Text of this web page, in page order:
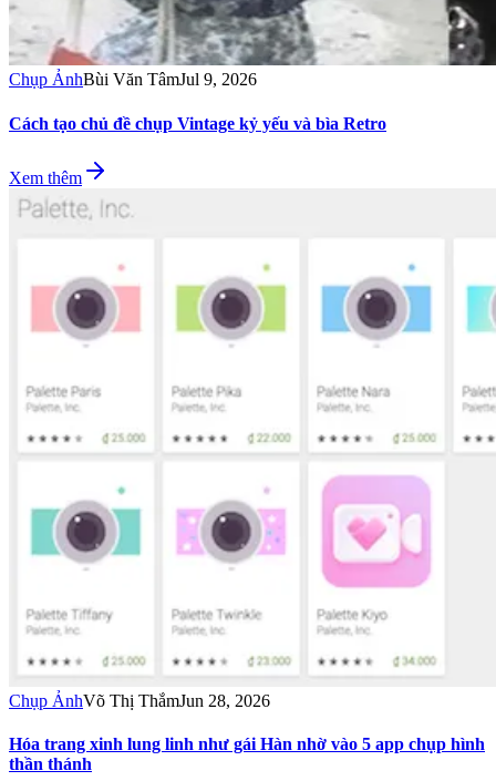
Chụp ẢnhBùi Văn TâmJul 9, 2026
Cách tạo chủ đề chụp Vintage kỷ yếu và bìa Retro
Xem thêm
Chụp ẢnhVõ Thị ThắmJun 28, 2026
Hóa trang xinh lung linh như gái Hàn nhờ vào 5 app chụp hình
thần thánh